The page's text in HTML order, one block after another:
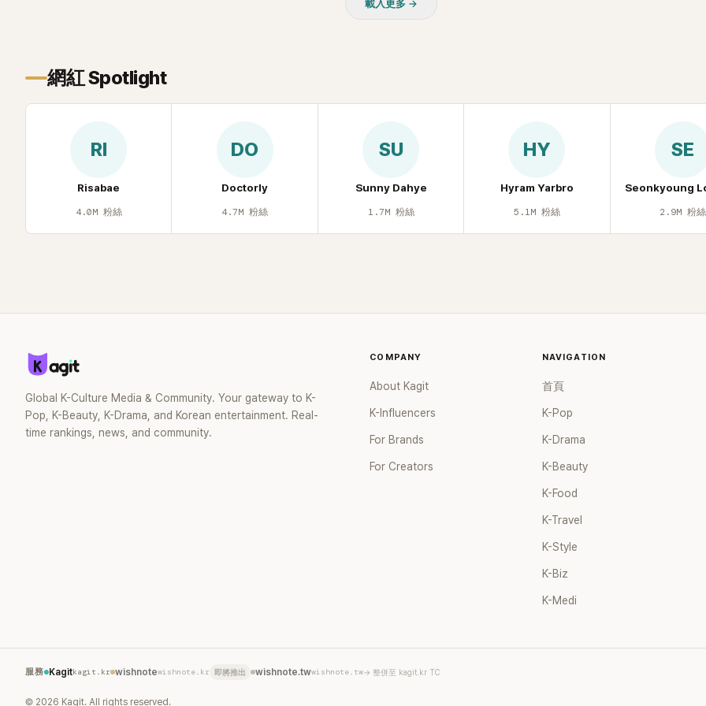
面至今仍被網友津津樂道。 這段為平息爭
的事件。 回顧李智惠的演藝路，她於
道，該團在 2000 年代初期紅極一時，由
炫、Chris Kim 兩位男成員組成。不過後來
爆出長達四年的團內霸凌風波，甚至傳出
婚後育有兩個女兒，一家四口生活幸福美
營的 YouTube 頻道也即將突破百萬訂閱，
近年內容深受網友喜愛，再度迎來事業第
載入更多 →
網紅 Spotlight
RI
Risabae
4.0M 粉絲
DO
Doctorly
4.7M 粉絲
SU
Sunny Dahye
1.7M 粉絲
HY
Hyram Yarbro
5.1M 粉絲
SE
Seonkyoung
2.9M 粉絲
Global K-Culture Media & Community. Your gateway to K-
Pop, K-Beauty, K-Drama, and Korean entertainment. Real-
time rankings, news, and community.
COMPANY
About Kagit
K-Influencers
For Brands
For Creators
NAVIGATION
首頁
K-Pop
K-Drama
K-Beauty
K-Food
K-Travel
K-Style
K-Biz
K-Medi
服務 Kagitkagit.kr wishnotewishnote.kr 即將推出 wishnote.twwishnote.tw→ 整併至 kagit.kr TC
© 2026 Kagit. All rights reserved.